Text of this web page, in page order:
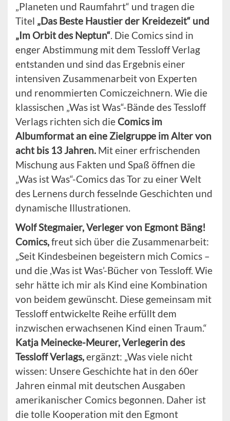
„Planeten und Raumfahrt“ und tragen die
Titel „Das Beste Haustier der Kreidezeit“ und
„Im Orbit des Neptun“. Die Comics sind in
enger Abstimmung mit dem Tessloff Verlag
entstanden und sind das Ergebnis einer
intensiven Zusammenarbeit von Experten
und renommierten Comiczeichnern. Wie die
klassischen „Was ist Was“-Bände des Tessloff
Verlags richten sich die Comics im
Albumformat an eine Zielgruppe im Alter von
acht bis 13 Jahren. Mit einer erfrischenden
Mischung aus Fakten und Spaß öffnen die
„Was ist Was“-Comics das Tor zu einer Welt
des Lernens durch fesselnde Geschichten und
dynamische Illustrationen.
Wolf Stegmaier, Verleger von Egmont Bäng!
Comics,freut sich über die Zusammenarbeit:
„Seit Kindesbeinen begeistern mich Comics –
und die ,Was ist Was’-Bücher von Tessloff. Wie
sehr hätte ich mir als Kind eine Kombination
von beidem gewünscht. Diese gemeinsam mit
Tessloff entwickelte Reihe erfüllt dem
inzwischen erwachsenen Kind einen Traum.“
Katja Meinecke-Meurer, Verlegerin des
Tessloff Verlags,ergänzt: „Was viele nicht
wissen: Unsere Geschichte hat in den 60er
Jahren einmal mit deutschen Ausgaben
amerikanischer Comics begonnen. Daher ist
die tolle Kooperation mit den Egmont